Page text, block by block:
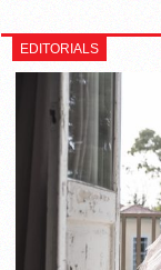
EDITORIALS